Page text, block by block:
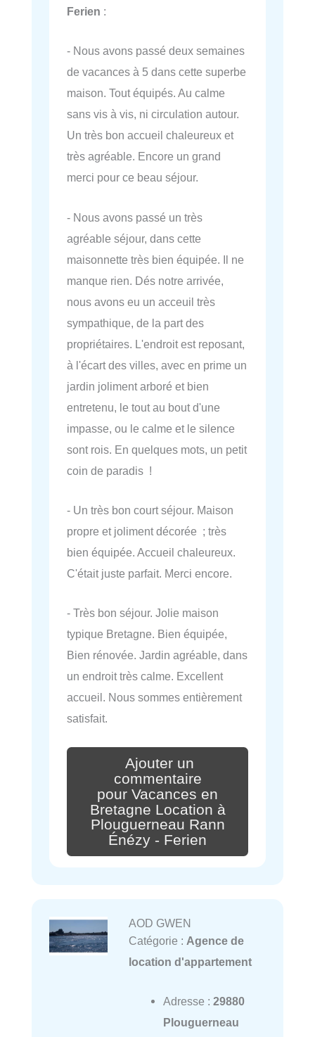
Ferien :
- Nous avons passé deux semaines
de vacances à 5 dans cette superbe
maison. Tout équipés. Au calme
sans vis à vis, ni circulation autour.
Un très bon accueil chaleureux et
très agréable. Encore un grand
merci pour ce beau séjour.
- Nous avons passé un très
agréable séjour, dans cette
maisonnette très bien équipée. Il ne
manque rien. Dés notre arrivée,
nous avons eu un acceuil très
sympathique, de la part des
propriétaires. L'endroit est reposant,
à l'écart des villes, avec en prime un
jardin joliment arboré et bien
entretenu, le tout au bout d'une
impasse, ou le calme et le silence
sont rois. En quelques mots, un petit
coin de paradis !
- Un très bon court séjour. Maison
propre et joliment décorée ; très
bien équipée. Accueil chaleureux.
C'était juste parfait. Merci encore.
- Très bon séjour. Jolie maison
typique Bretagne. Bien équipée,
Bien rénovée. Jardin agréable, dans
un endroit très calme. Excellent
accueil. Nous sommes entièrement
satisfait.
Ajouter un
commentaire
pour Vacances en
Bretagne Location à
Plouguerneau Rann
Énézy - Ferien
AOD GWEN
Catégorie : Agence de
location d'appartement
Adresse : 29880
Plouguerneau